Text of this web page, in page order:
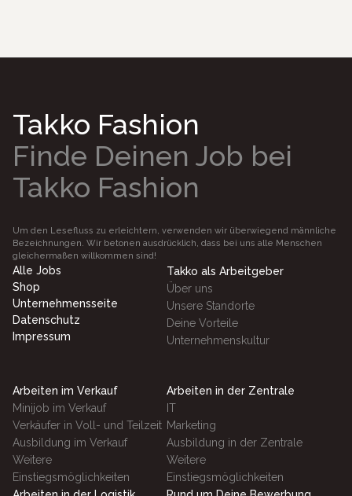
Takko Fashion
Finde Deinen Job bei
Takko Fashion
Um den Lesefluss zu erleichtern, verwenden wir überwiegend männliche
Bezeichnungen. Wir betonen ausdrücklich, dass bei uns alle Menschen
gleichermaßen willkommen sind!
Alle Jobs
Shop
Unternehmensseite
Datenschutz
Impressum
Takko als Arbeitgeber
Über uns
Unsere Standorte
Deine Vorteile
Unternehmenskultur
Arbeiten im Verkauf
Minijob im Verkauf
Verkäufer in Voll- und Teilzeit
Ausbildung im Verkauf
Weitere
Einstiegsmöglichkeiten
Arbeiten in der Zentrale
IT
Marketing
Ausbildung in der Zentrale
Weitere
Einstiegsmöglichkeiten